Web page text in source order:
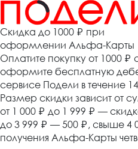
Cкидка до 1000 ₽ при
оформлении Альфа-Карты
Оплатите покупку от 1000 ₽
оформите бесплатную
сервисе Подели в течение
Размер скидки зависит от
от 1 000 ₽ до 1 999 ₽ —
до 3 999 ₽ — 500 ₽ , свыше 4
получения Альфа-Карты